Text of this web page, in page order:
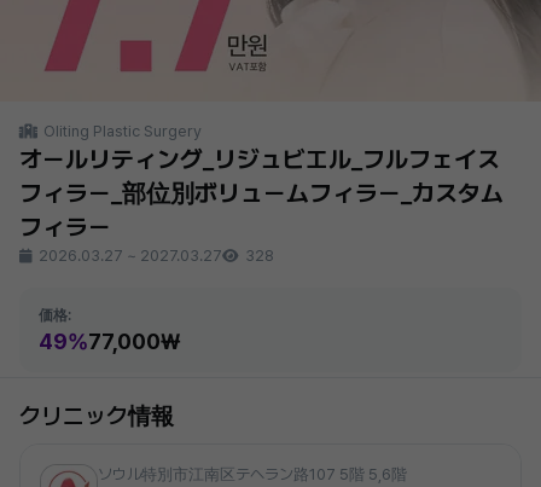
Oliting Plastic Surgery
オールリティング_リジュビエル_フルフェイス
フィラー_部位別ボリュームフィラー_カスタム
フィラー
2026.03.27 ~ 2027.03.27 328
価格:
49%77,000₩
クリニック情報
ソウル特別市江南区テヘラン路107 5階 5,6階